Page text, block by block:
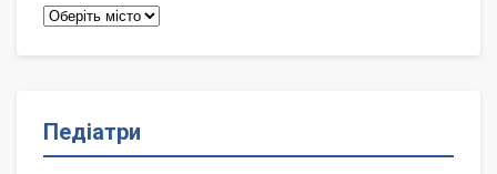
Терапевти
Педіатри